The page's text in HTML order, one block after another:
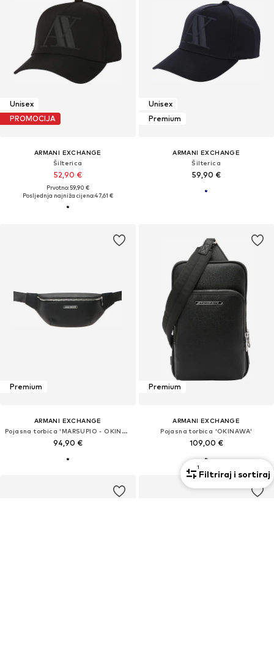
Unisex
PROMOCIJA
ARMANI EXCHANGE
Šilterica
52,90 €
Prvotno: 59,90 €
Posljednja najniža cijena:47,61 €
Unisex
Premium
ARMANI EXCHANGE
Šilterica
59,90 €
Premium
ARMANI EXCHANGE
Pojasna torbica 'MARSUPIO - OKINAWA'
94,90 €
Premium
ARMANI EXCHANGE
Pojasna torbica 'OKINAWA'
109,00 €
1
Filtriraj i sortiraj